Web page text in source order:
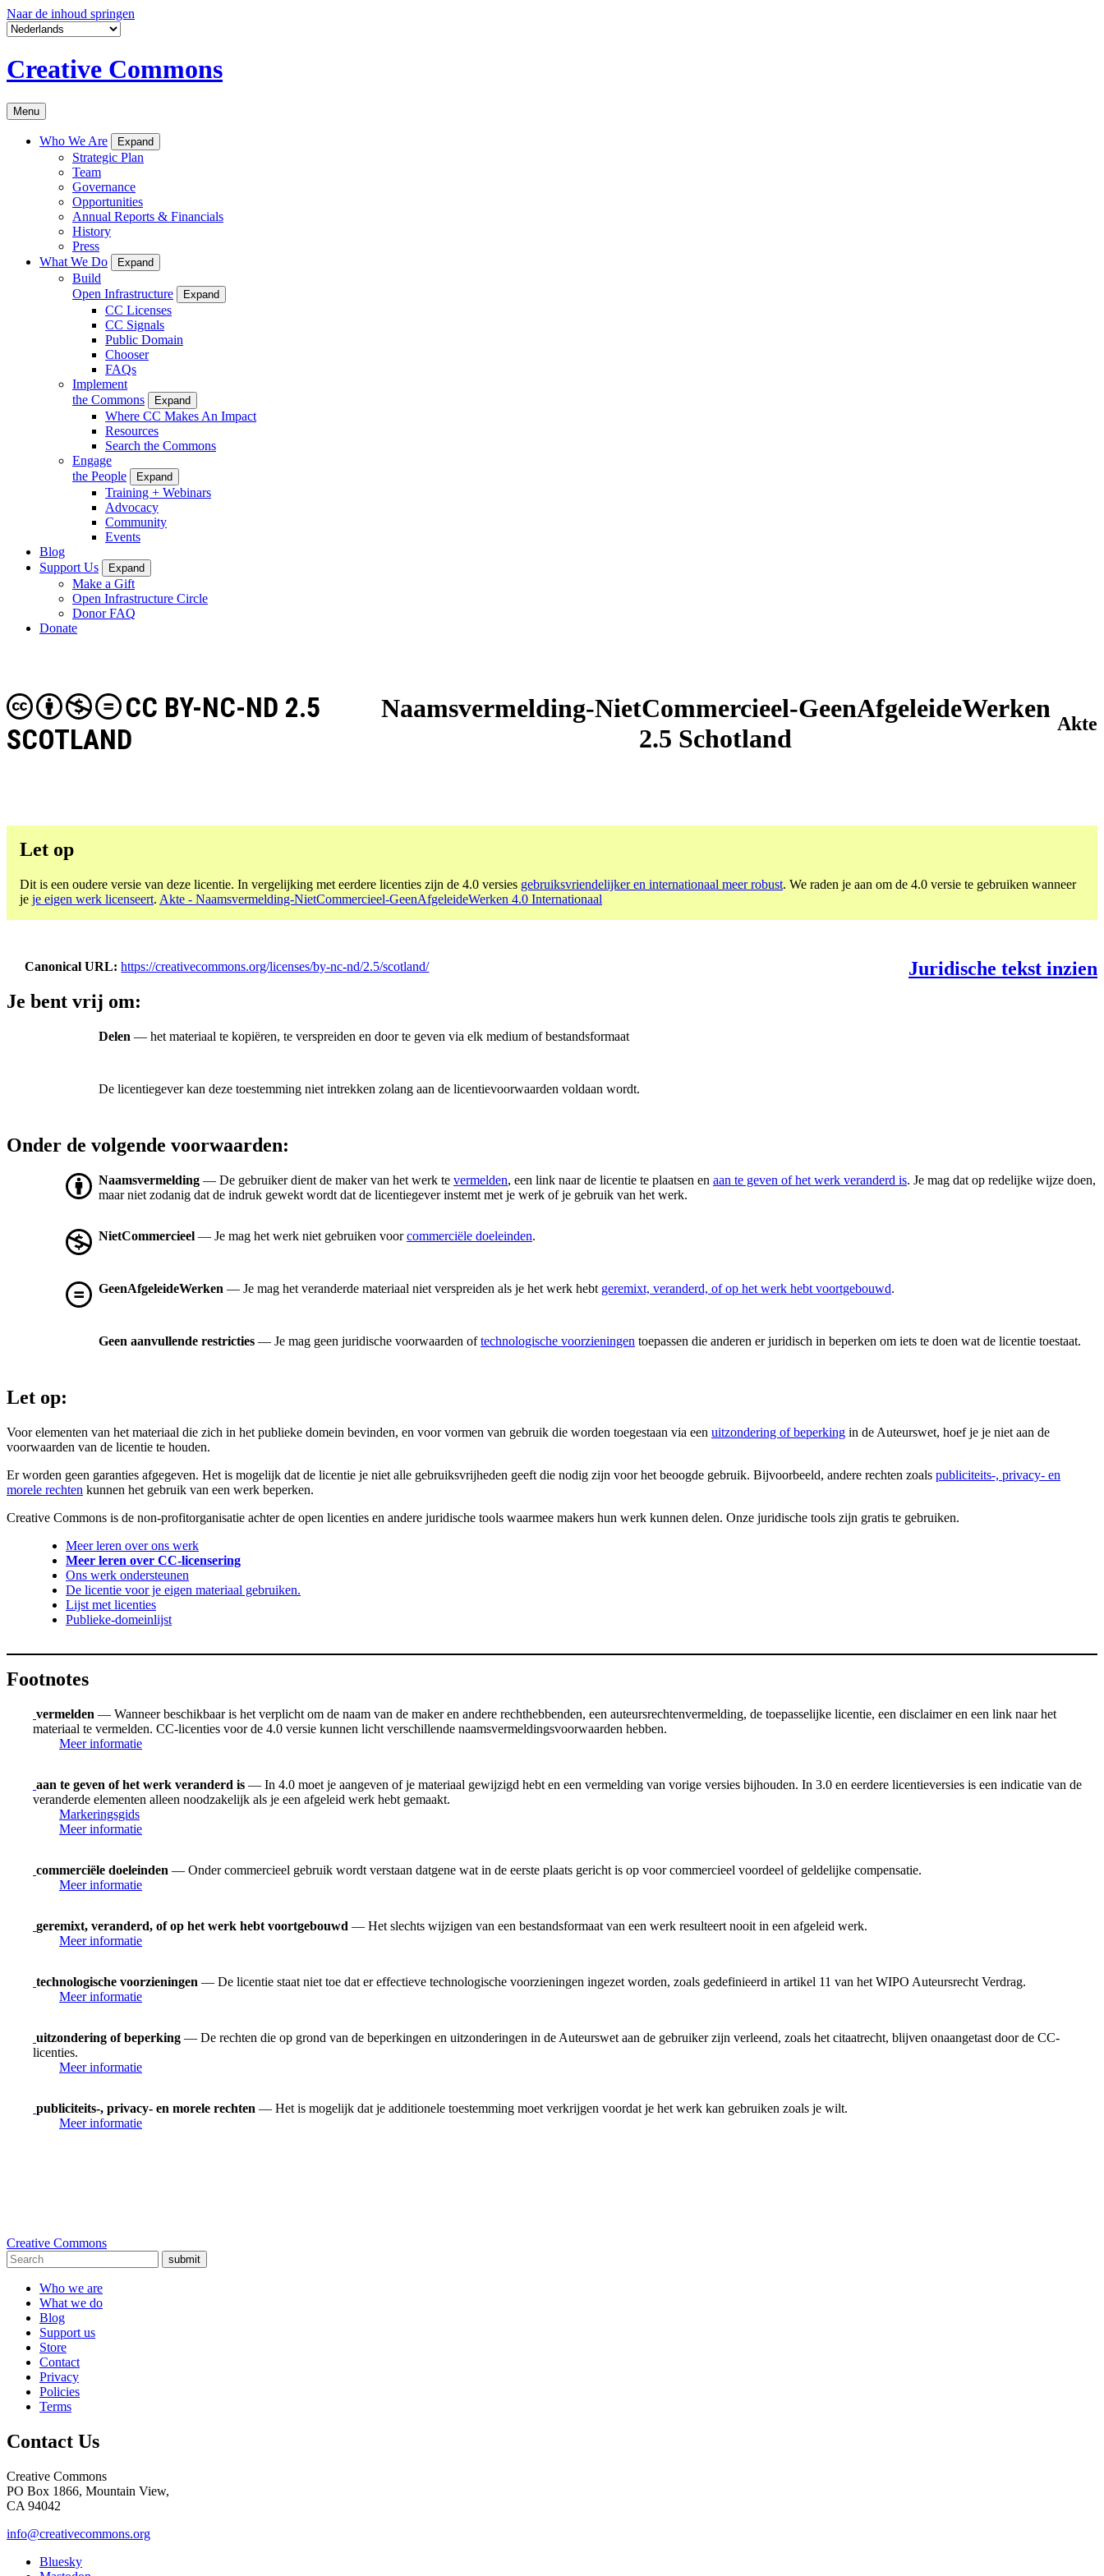
Naar de inhoud springen
Creative Commons
Menu
Who We Are Expand
Strategic Plan
Team
Governance
Opportunities
Annual Reports & Financials
History
Press
What We Do
Expand
Build
Open Infrastructure
Expand
CC Licenses
CC Signals
Public Domain
Chooser
FAQs
Implement
the Commons
Expand
Where CC Makes An Impact
Resources
Search the Commons
Engage
the People
Expand
Training + Webinars
Advocacy
Community
Events
Blog
Support Us
Expand
Make a Gift
Open Infrastructure Circle
Donor FAQ
Donate
Naamsvermelding-NietCommercieel-GeenAfgeleideWerken
2.5 Schotland
CC BY-NC-ND 2.5
SCOTLAND
Akte
Let op
Dit is een oudere versie van deze licentie. In vergelijking met eerdere licenties zijn de 4.0 versies gebruiksvriendelijker en internationaal meer robust. We raden je aan om de 4.0 versie te gebruiken wanneer
je je eigen werk licenseert. Akte - Naamsvermelding-NietCommercieel-GeenAfgeleideWerken 4.0 Internationaal
Canonical URL https://creativecommons.org/licenses/by-nc-nd/2.5/scotland/
Juridische tekst inzien
Je bent vrij om:
Delen — het materiaal te kopiëren, te verspreiden en door te geven via elk medium of bestandsformaat
De licentiegever kan deze toestemming niet intrekken zolang aan de licentievoorwaarden voldaan wordt.
Onder de volgende voorwaarden:
Naamsvermelding — De gebruiker dient de maker van het werk te vermelden, een link naar de licentie te plaatsen en aan te geven of het werk veranderd is. Je mag dat op redelijke wijze doen,
maar niet zodanig dat de indruk gewekt wordt dat de licentiegever instemt met je werk of je gebruik van het werk.
NietCommercieel — Je mag het werk niet gebruiken voorcommerciële doeleinden.
GeenAfgeleideWerken — Je mag het veranderde materiaal niet verspreiden als je het werk hebt geremixt, veranderd, of op het werk hebt voortgebouwd.
Geen aanvullende restricties — Je mag geen juridische voorwaarden oftechnologische voorzieningen toepassen die anderen er juridisch in beperken om iets te doen wat de licentie toestaat.
Let op:
Voor elementen van het materiaal die zich in het publieke domein bevinden, en voor vormen van gebruik die worden toegestaan via een uitzondering of beperking in de Auteurswet, hoef je je niet aan de
voorwaarden van de licentie te houden.
Er worden geen garanties afgegeven. Het is mogelijk dat de licentie je niet alle gebruiksvrijheden geeft die nodig zijn voor het beoogde gebruik. Bijvoorbeeld, andere rechten zoals publiciteits-, privacy- en
morele rechten kunnen het gebruik van een werk beperken.
Creative Commons is de non-profitorganisatie achter de open licenties en andere juridische tools waarmee makers hun werk kunnen delen. Onze juridische tools zijn gratis te gebruiken.
Meer leren over ons werk
Meer leren over CC-licensering
Ons werk ondersteunen
De licentie voor je eigen materiaal gebruiken.
Lijst met licenties
Publieke-domeinlijst
Footnotes
vermelden — Wanneer beschikbaar is het verplicht om de naam van de maker en andere rechthebbenden, een auteursrechtenvermelding, de toepasselijke licentie, een disclaimer en een link naar het
materiaal te vermelden. CC-licenties voor de 4.0 versie kunnen licht verschillende naamsvermeldingsvoorwaarden hebben.
Meer informatie
aan te geven of het werk veranderd is — In 4.0 moet je aangeven of je materiaal gewijzigd hebt en een vermelding van vorige versies bijhouden. In 3.0 en eerdere licentieversies is een indicatie van de
veranderde elementen alleen noodzakelijk als je een afgeleid werk hebt gemaakt.
Markeringsgids
Meer informatie
commerciële doeleinden — Onder commercieel gebruik wordt verstaan datgene wat in de eerste plaats gericht is op voor commercieel voordeel of geldelijke compensatie.
Meer informatie
geremixt, veranderd, of op het werk hebt voortgebouwd — Het slechts wijzigen van een bestandsformaat van een werk resulteert nooit in een afgeleid werk.
Meer informatie
technologische voorzieningen — De licentie staat niet toe dat er effectieve technologische voorzieningen ingezet worden, zoals gedefinieerd in artikel 11 van het WIPO Auteursrecht Verdrag.
Meer informatie
uitzondering of beperking — De rechten die op grond van de beperkingen en uitzonderingen in de Auteurswet aan de gebruiker zijn verleend, zoals het citaatrecht, blijven onaangetast door de CC-
licenties.
Meer informatie
publiciteits-, privacy- en morele rechten — Het is mogelijk dat je additionele toestemming moet verkrijgen voordat je het werk kan gebruiken zoals je wilt.
Meer informatie
Creative Commons
submit
Who we are
What we do
Blog
Support us
Store
Contact
Privacy
Policies
Terms
Contact Us
Creative Commons
PO Box 1866, Mountain View,
CA 94042
info@creativecommons.org
Bluesky